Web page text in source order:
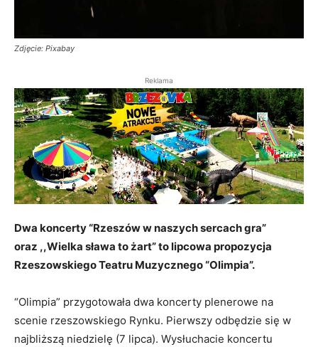
Zdjęcie: Pixabay
Reklama
Dwa koncerty “Rzeszów w naszych sercach gra”
oraz ,,Wielka sława to żart” to lipcowa propozycja
Rzeszowskiego Teatru Muzycznego “Olimpia”.
“Olimpia” przygotowała dwa koncerty plenerowe na
scenie rzeszowskiego Rynku. Pierwszy odbędzie się w
najbliższą niedzielę (7 lipca). Wysłuchacie koncertu